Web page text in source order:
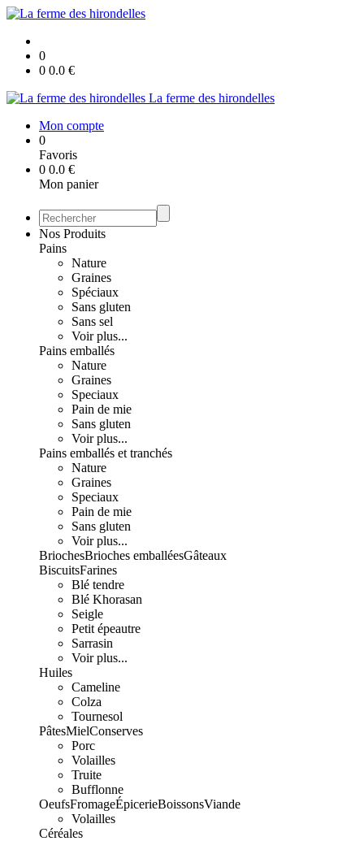
0
0 0.0 €
La ferme des hirondelles
Mon compte
0
Favoris
0 0.0 €
Mon panier
Nos Produits
Pains
Nature
Graines
Spéciaux
Sans gluten
Sans sel
Voir plus...
Pains emballés
Nature
Graines
Speciaux
Pain de mie
Sans gluten
Voir plus...
Pains emballés et tranchés
Nature
Graines
Speciaux
Pain de mie
Sans gluten
Voir plus...
BriochesBrioches emballéesGâteaux
BiscuitsFarines
Blé tendre
Blé Khorasan
Seigle
Petit épeautre
Sarrasin
Voir plus...
Huiles
Cameline
Colza
Tournesol
PâtesMielConserves
Porc
Volailles
Truite
Bufflonne
OeufsFromageÉpicerieBoissonsViande
Volailles
Céréales